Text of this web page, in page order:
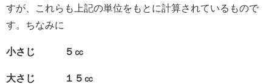
すが、これらも上記の単位をもとに計算されているもので
す。ちなみに
小さじ ５㏄
大さじ １５㏄